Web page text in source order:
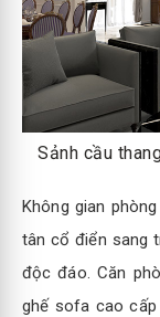
Sảnh cầu
Không gian
tân cổ điển sang
độc đáo. Căn
ghế sofa cao